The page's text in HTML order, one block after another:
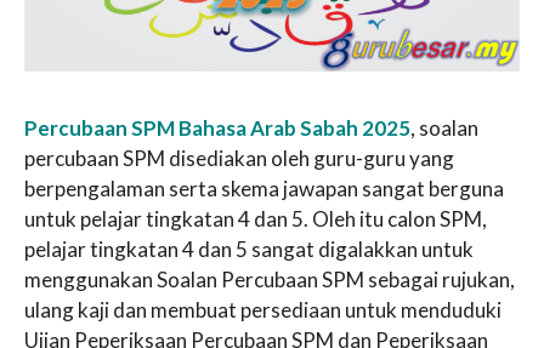
Percubaan SPM Bahasa Arab Sabah 2025, soalan
percubaan SPM disediakan oleh guru-guru yang
berpengalaman serta skema jawapan sangat berguna
untuk pelajar tingkatan 4 dan 5. Oleh itu calon SPM,
pelajar tingkatan 4 dan 5 sangat digalakkan untuk
menggunakan Soalan Percubaan SPM sebagai rujukan,
ulang kaji dan membuat persediaan untuk menduduki
Ujian Peperiksaan Percubaan SPM dan Peperiksaan